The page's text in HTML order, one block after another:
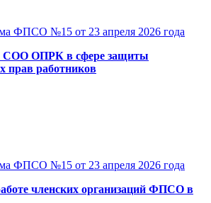
ФПСО №15 от 23 апреля 2026 года
СОО ОПРК в сфере защиты
прав работников
ФПСО №15 от 23 апреля 2026 года
членских организаций ФПСО в